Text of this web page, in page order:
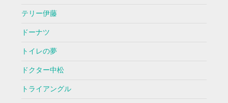
テリー伊藤
ドーナツ
トイレの夢
ドクター中松
トライアングル